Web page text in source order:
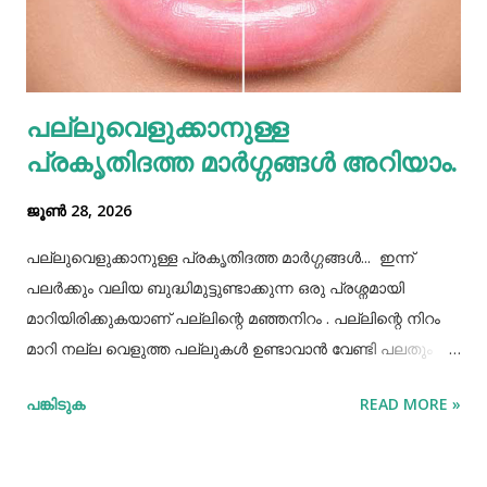
രീതിയല്ല. ഇത് മറ്റുള്ളവർക്ക് നമ്മളെക്കുറിച്ച് വളരെ
തെറ്റിദ്ധാരണ ഉണ്ടാക്കാൻ കാരണമായിത്തീരും. അതുപോലെ
വെള്ളം പോലെയുള്ള സാധനങ്ങൾ ഒരു പാത്രത്തിൽ
കൊണ്ടുവച്ചാൽ അത് അപ്പാടെ കുടിക്കാതെ മറ്റുള്ളവർക്ക്
കൂട...
പല്ലുവെളുക്കാനുള്ള
പ്രകൃതിദത്ത മാര്‍ഗ്ഗങ്ങള്‍ അറിയാം.
ജൂൺ 28, 2026
പല്ലുവെളുക്കാനുള്ള പ്രകൃതിദത്ത മാര്‍ഗ്ഗങ്ങള്‍... ഇന്ന്
പലർക്കും വലിയ ബുദ്ധിമുട്ടുണ്ടാക്കുന്ന ഒരു പ്രശ്നമായി
മാറിയിരിക്കുകയാണ് പല്ലിന്റെ മഞ്ഞനിറം . പല്ലിന്റെ നിറം
മാറി നല്ല വെളുത്ത പല്ലുകൾ ഉണ്ടാവാൻ വേണ്ടി പലതും
പല്ലിന്‍റെ മഞ്ഞനിറം മാറ്റാന്‍ പല മാര്‍ഗ്ഗങ്ങളും
പങ്കിടുക READ MORE »